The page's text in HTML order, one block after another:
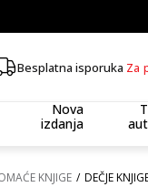
10% na tri kupljena artikla
Besplatna isporuka Za
Nova
izdanja
KNJIGE DEČJE